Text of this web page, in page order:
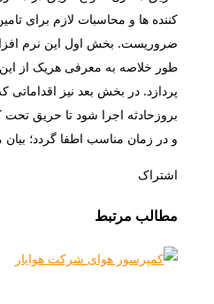
کننده ها و محاسبات لازم برای
ضروریست. بخش اول این نرم
طور خلاصه به معرفی هریک از
پردازد. در بخش بعد نیز اقداماتی
بروزحادثه اجرا شود تا حریق تحت
و در زمان مناسب اطفا گردد؛
اشتراک
مطالب مرتبط